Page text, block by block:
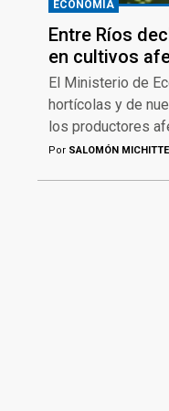
ECONOMÍA
Entre Ríos
en cultivos
El Ministerio de
hortícolas y de
los productores
Por SALOMÓN MICHITTE